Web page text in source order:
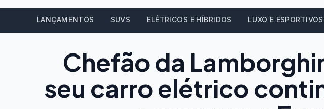
LANÇAMENTOS SUVS ELÉTRICOS E HÍBRIDOS LUXO E ESPORTIVOS
Chefão da
seu carro elétrico